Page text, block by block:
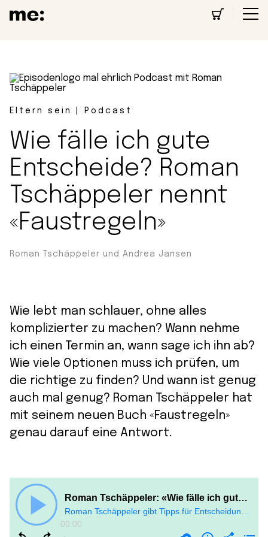
Eltern sein | Podcast
Wie fälle ich gute
Entscheide? Roman
Tschäppeler nennt
«Faustregeln»
Roman Tschäppeler und Andrea Jansen
Wie lebt man schlauer, ohne alles
komplizierter zu machen? Wann nehme
ich einen Termin an, wann sage ich ihn ab?
Wie viele Optionen muss ich prüfen, um
die richtige zu finden? Und wann ist genug
auch mal genug? Roman Tschäppeler hat
mit seinem neuen Buch «Faustregeln»
genau darauf eine Antwort.